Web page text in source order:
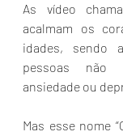
As vídeo
acalmam os
idades, sendo
pessoas não
ansiedade ou
Mas esse nome